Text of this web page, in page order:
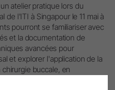
atelier pratique lors du
de l'ITI à Singapour le 11 mai à
pourront se familiariser avec
et la documentation de
avancées pour
et explorer l'application de la
buccale, en